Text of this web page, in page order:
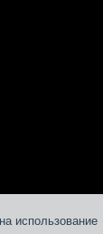
использование